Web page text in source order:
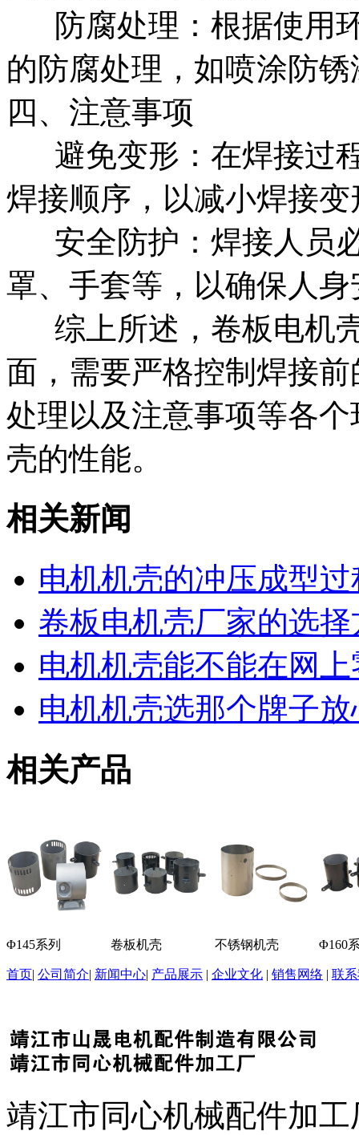
防腐处理‌：根据使用
的防腐处理，如喷涂防锈
四、注意事项
避免变形‌：在焊接过
焊接顺序，以减小焊接变
安全防护‌：焊接人员
罩、手套等，以确保人身
综上所述，卷板电机
面，需要严格控制焊接
处理以及注意事项等各
壳的性能。
相关新闻
电机机壳的冲压成型过
卷板电机壳厂家的选择
电机机壳能不能在网上
电机机壳选那个牌子放
相关产品
Φ145系列 卷板机壳 不锈钢机壳 Φ160
首页| 公司简介| 新闻中心| 产品展示 | 企业文化 | 销售网络 | 联
靖江市同心机械配件加